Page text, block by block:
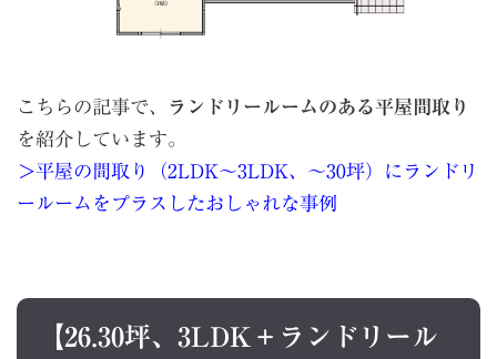
こちらの記事で、
ランドリールームのある平屋間取り
を紹介しています。
＞平屋の間取り（2LDK〜3LDK、〜30坪）にランドリ
ールームをプラスしたおしゃれな事例
【26.30坪、3LDK＋ランドリール